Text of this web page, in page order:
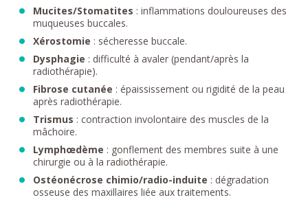
Mucites/Stomatites : inflammations douloureuses des
muqueuses buccales.
Xérostomie : sécheresse buccale.
Dysphagie : difficulté à avaler (pendant/après la
radiothérapie).
Fibrose cutanée : épaississement ou rigidité de la peau
après radiothérapie.
Trismus : contraction involontaire des muscles de la
mâchoire.
Lymphœdème : gonflement des membres suite à une
chirurgie ou à la radiothérapie.
Ostéonécrose chimio/radio-induite : dégradation
osseuse des maxillaires liée aux traitements.